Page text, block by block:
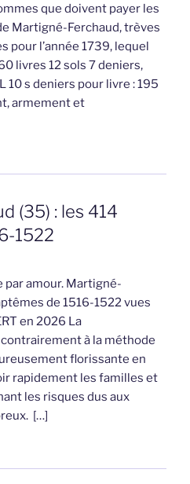
que doivent payer les
Martigné-Ferchaud, trèves
pour l’année 1739, lequel
livres 12 sols 7 deniers,
10 s deniers pour livre : 195
armement et
(35) : les 414
1522
par amour. Martigné-
de 1516-1522 vues
en 2026 La
à la méthode
florissante en
rapidement les familles et
les risques dus aux
[…]